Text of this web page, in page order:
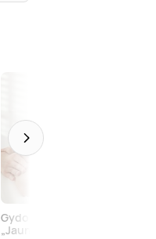
Gydomasis nugaros masažas
„Jaunatvės namuose“